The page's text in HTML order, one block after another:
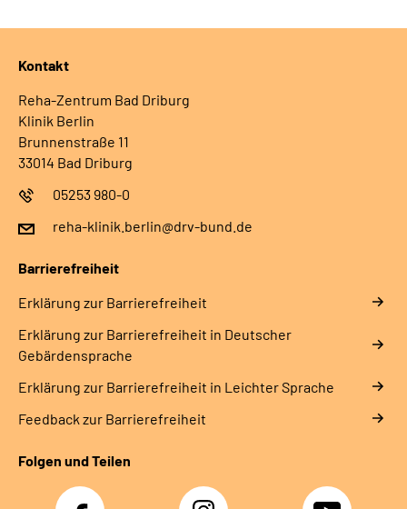
Kontakt
Reha-Zentrum Bad Driburg
Klinik Berlin
Brunnenstraße 11
33014 Bad Driburg
05253 980-0
reha-klinik.berlin@drv-bund.de
Barrierefreiheit
Erklärung zur Barrierefreiheit
Erklärung zur Barrierefreiheit in Deutscher
Gebärdensprache
Erklärung zur Barrierefreiheit in Leichter Sprache
Feedback zur Barrierefreiheit
Folgen und Teilen
Facebook Instagram YouTube